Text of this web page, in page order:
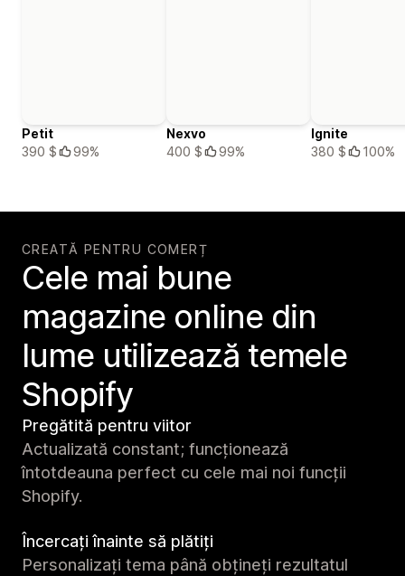
Petit
390 $
99%
Nexvo
400 $
99%
Ignite
380 $
100%
CREATĂ PENTRU COMERȚ
Cele mai bune
magazine online din
lume utilizează temele
Shopify
Pregătită pentru viitor
Actualizată constant; funcționează
întotdeauna perfect cu cele mai noi funcții
Shopify.
Încercați înainte să plătiți
Personalizați tema până obțineți rezultatul